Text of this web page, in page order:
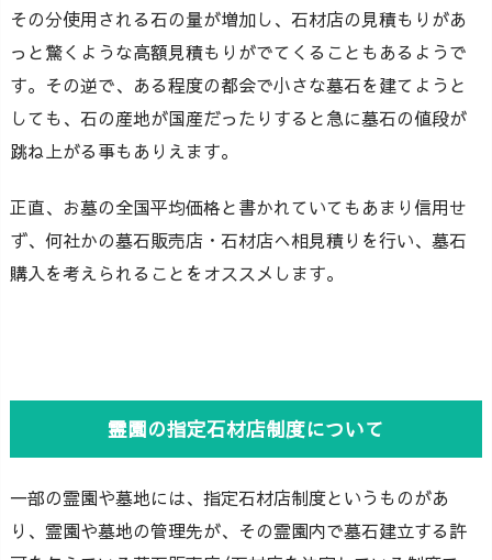
その分使用される石の量が増加し、石材店の見積もりがあ
っと驚くような高額見積もりがでてくることもあるようで
す。その逆で、ある程度の都会で小さな墓石を建てようと
しても、石の産地が国産だったりすると急に墓石の値段が
跳ね上がる事もありえます。
正直、お墓の全国平均価格と書かれていてもあまり信用せ
ず、何社かの墓石販売店・石材店へ相見積りを行い、墓石
購入を考えられることをオススメします。
霊園の指定石材店制度について
一部の霊園や墓地には、指定石材店制度というものがあ
り、霊園や墓地の管理先が、その霊園内で墓石建立する許